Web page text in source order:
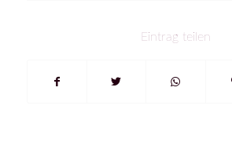
Eintrag teilen